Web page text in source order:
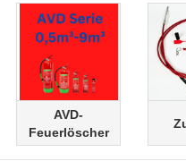
AVD-
Feuerlöscher